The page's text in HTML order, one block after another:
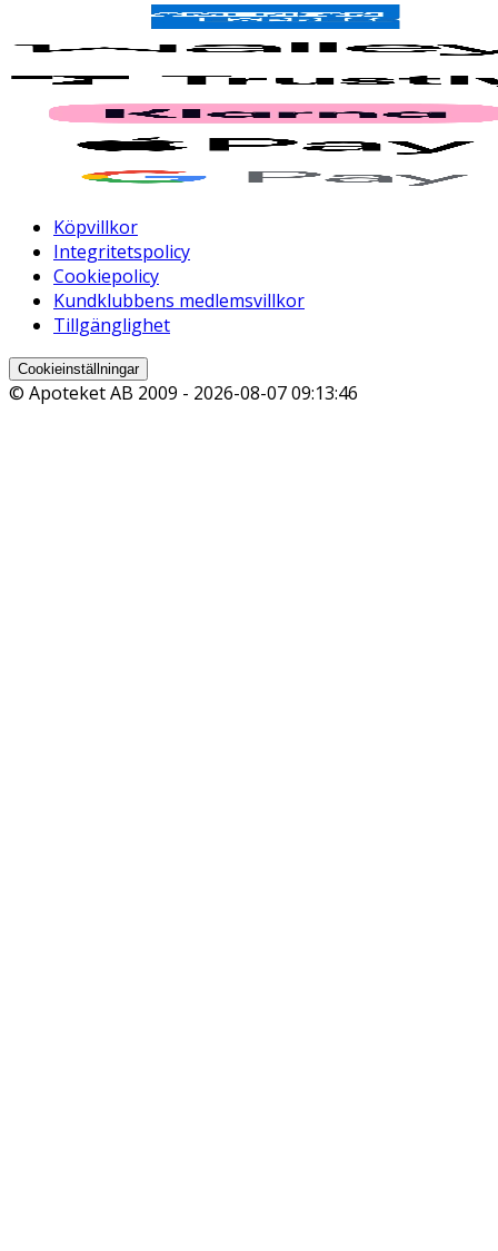
Köpvillkor
Integritetspolicy
Cookiepolicy
Kundklubbens medlemsvillkor
Tillgänglighet
Cookieinställningar
© Apoteket AB 2009 - 2026-08-07 09:13:46